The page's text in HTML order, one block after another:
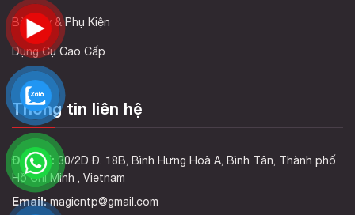
Bài Tây & Phụ Kiện
Dụng Cụ Cao Cấp
Thông tin liên hệ
Địa chỉ: 30/2D Đ. 18B, Bình Hưng Hoà A, Bình Tân, Thành phố
Hồ Chí Minh , Vietnam
Email:magicntp@gmail.com